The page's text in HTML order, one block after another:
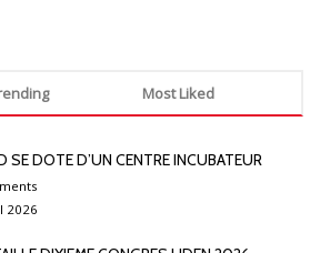
Most Liked
SE DOTE D’UN CENTRE INCUBATEUR
2026